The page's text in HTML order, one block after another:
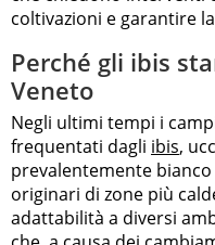
coltivazioni e garantire
Perché gli ibis
Veneto
Negli ultimi tempi i
frequentati dagli ibis,
prevalentemente
originari di zone più
adattabilità a diversi